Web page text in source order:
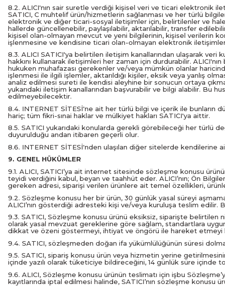
8.2. ALICI'nın sair suretle verdiği kişisel veri ve ticari elektronik
SATICI, C muhtelif ürün/hizmetlerin sağlanması ve her türlü
elektronik ve diğer ticari-sosyal iletişimler için, belirtilenler ve
hallerde güncellenebilir, paylaşılabilir, aktarılabilir, transfer
kişisel olan-olmayan mevcut ve yeni bilgilerinin, kişisel verilerin
işlenmesine ve kendisine ticari olan-olmayan elektronik
8.3. ALICI SATICI'ya belirtilen iletişim kanallarından ulaşarak
hakkını kullanarak iletişimleri her zaman için durdurabilir.
hukuken muhafazası gerekenler ve/veya mümkün olanlar
işlenmesi ile ilgili işlemler, aktarıldığı kişiler, eksik veya yanlış
analiz edilmesi sureti ile kendisi aleyhine bir sonucun ortaya
yukarıdaki iletişim kanallarından başvurabilir ve bilgi alabilir. Bu
edilmeyebilecektir.
8.4. INTERNET SİTESİ'ne ait her türlü bilgi ve içerik ile bunların
hariç; tüm fikri-sınai haklar ve mülkiyet hakları SATICI'ya aittir.
8.5. SATICI yukarıdaki konularda gerekli görebileceği her türlü
duyurulduğu andan itibaren geçerli olur.
8.6. INTERNET SİTESİ'nden ulaşılan diğer sitelerde kendilerine
9. GENEL HÜKÜMLER
9.1. ALICI, SATICI’ya ait internet sitesinde sözleşme konusu
teyidi verdiğini kabul, beyan ve taahhüt eder. ALICI’nın; Ön
gereken adresi, siparişi verilen ürünlere ait temel özellikleri,
9.2. Sözleşme konusu her bir ürün, 30 günlük yasal süreyi
ALICI’nın gösterdiği adresteki kişi ve/veya kuruluşa teslim edilir.
9.3. SATICI, Sözleşme konusu ürünü eksiksiz, siparişte belirtilen
olarak yasal mevzuat gereklerine göre sağlam, standartlara
dikkat ve özeni göstermeyi, ihtiyat ve öngörü ile hareket etmeyi
9.4. SATICI, sözleşmeden doğan ifa yükümlülüğünün süresi
9.5. SATICI, sipariş konusu ürün veya hizmetin yerine
içinde yazılı olarak tüketiciye bildireceğini, 14 günlük süre
9.6. ALICI, Sözleşme konusu ürünün teslimatı için işbu
kayıtlarında iptal edilmesi halinde, SATICI’nın sözleşme